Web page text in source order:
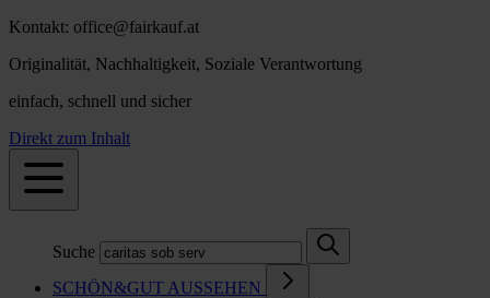
Kontakt: office@fairkauf.at
Originalität, Nachhaltigkeit, Soziale Verantwortung
einfach, schnell und sicher
Direkt zum Inhalt
Suche
SCHÖN&GUT AUSSEHEN